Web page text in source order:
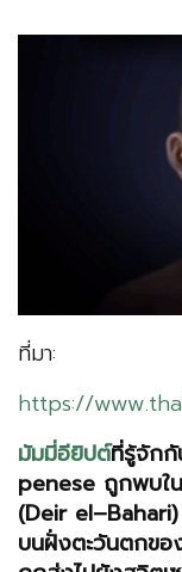
ที่มา:
https://
มัมมี่อียิปต์ที่รู้จัก
penese ถูกพบใ
(Deir
บนฝั่งตะวันตกข